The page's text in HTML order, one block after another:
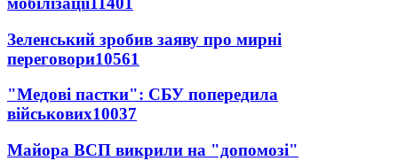
Зеленський зробив заяву про мирні
переговори10561
"Медові пастки": СБУ попередила
військових10037
Майора ВСП викрили на "допомозі"